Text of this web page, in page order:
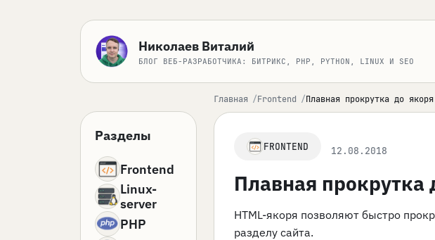
Николаев Виталий
БЛОГ ВЕБ-РАЗРАБОТЧИКА: БИТРИКС, PHP, PYTHON, LINUX И SEO
Разделы
Frontend
Linux-
server
PHP
Главная Frontend Плавная прокрутка до
FRONTEND 12.08.2018
Плавная прокрутка
HTML-якоря позволяют быстро
разделу сайта.